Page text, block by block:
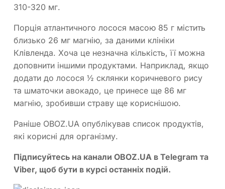
310-320 мг.
Порція атлантичного лосося масою 85 г містить
близько 26 мг магнію, за даними клініки
Клівленда. Хоча це незначна кількість, її можна
доповнити іншими продуктами. Наприклад, якщо
додати до лосося ½ склянки коричневого рису
та шматочки авокадо, це принесе ще 86 мг
магнію, зробивши страву ще кориснішою.
Раніше OBOZ.UA опублікував список продуктів,
які корисні для організму.
Підписуйтесь на канали OBOZ.UA в Telegram та
Viber, щоб бути в курсі останніх подій.